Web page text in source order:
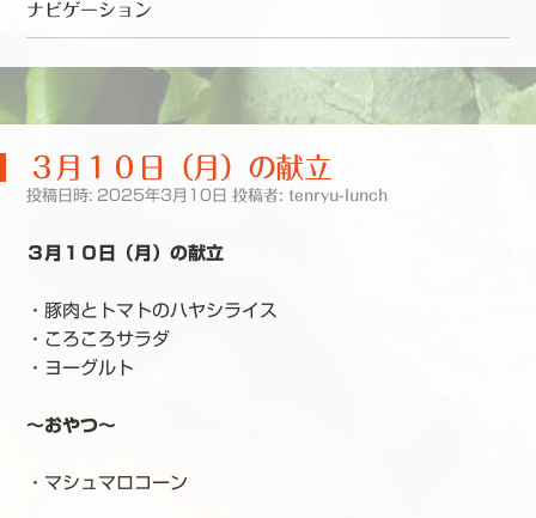
ナビゲーション
３月１０日（月）の献立
投稿日時: 2025年3月10日 投稿者: tenryu-lunch
３月１０日（月）の献立
・豚肉とトマトのハヤシライス
・ころころサラダ
・ヨーグルト
～おやつ～
・マシュマロコーン